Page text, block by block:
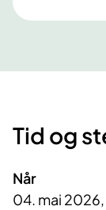
Tid og
Når
04. mai